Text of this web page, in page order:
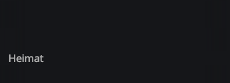
Heimat